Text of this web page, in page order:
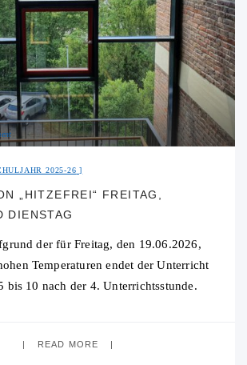
2025-26
„HITZEFREI“ FREITAG,
DIENSTAG
der für Freitag, den 19.06.2026,
Temperaturen endet der Unterricht
bis 10 nach der 4. Unterrichtsstunde.
READ MORE